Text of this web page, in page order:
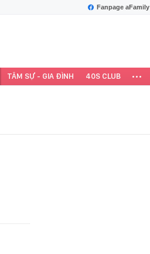
Fanpage aFamily
TÂM SỰ - GIA ĐÌNH 40S CLUB